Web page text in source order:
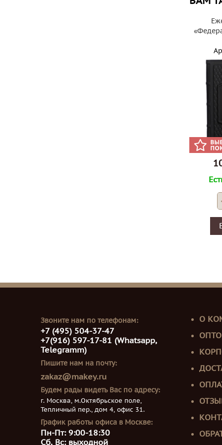
Звоните нам по телефонам:
+7 (495) 504-37-47
+7(916) 597-17-81 (Whatsapp,
Telegramm)
Пишите нам на почту:
zakaz@makey.ru
Будем рады видеть Вас по адресу:
г. Москва, м.Октябрьское поле,
Тепличный пер., дом 4, офис 31.
График работы офиса в Москве:
Пн-Пт: 9:00-18:30
Сб, Вс: выходной
О